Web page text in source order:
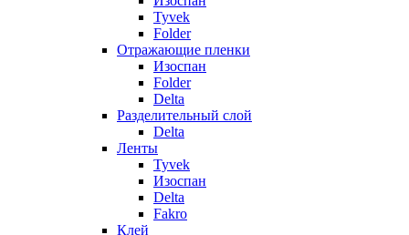
Tyvek
Folder
Отражающие пленки
Изоспан
Folder
Delta
Разделительный слой
Delta
Ленты
Tyvek
Изоспан
Delta
Fakro
Клей